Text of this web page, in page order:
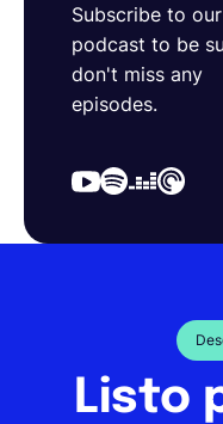
Subscribe to our
podcast to be
don't miss any
episodes.
Listo